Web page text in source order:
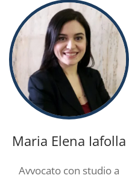
Maria Elena Iafolla
Avvocato con studio a